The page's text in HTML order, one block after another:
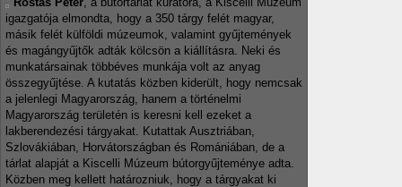
igazgatója elmondta, hogy a 350 tárgy felét magyar,
másik felét külföldi múzeumok, valamint gyűjtemények
és magángyűjtők adták kölcsön a kiállításra. Neki és
munkatársainak többéves munkája volt az anyag
összegyűjtése. A kutatás közben kiderült, hogy nemcsak
a jelenlegi Magyarország, hanem a történelmi
Magyarország területén is keresni kell ezeket a
lakberendezési tárgyakat. Kutattak Ausztriában,
Szlovákiában, Horvátországban és Romániában, de a
tárlat alapját a Kiscelli Múzeum bútorgyűjteménye adta.
Közben meg kellett határozniuk, hogy a tárgyakat ki